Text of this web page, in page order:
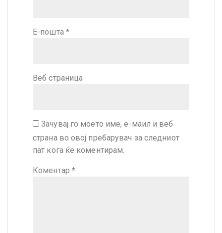
Е-пошта *
Веб страница
Зачувај го моето име, е-маил и веб
страна во овој пребарувач за следниот
пат кога ќе коментирам.
Коментар *